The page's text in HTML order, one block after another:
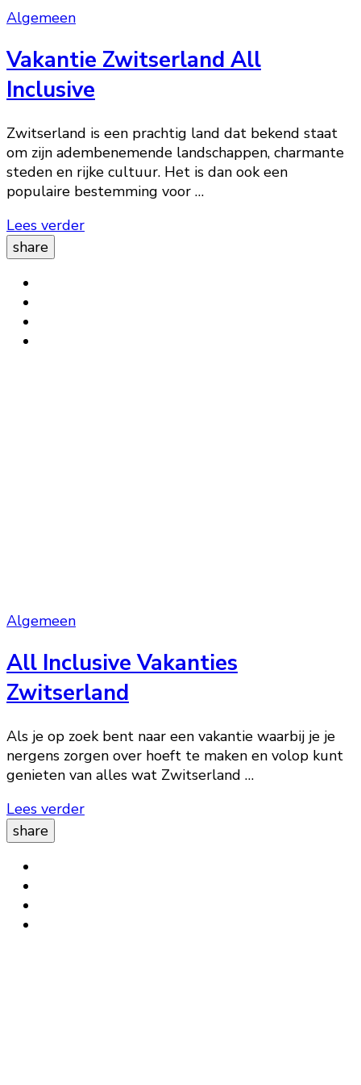
Algemeen
Vakantie Zwitserland All
Inclusive
Zwitserland is een prachtig land dat bekend staat
om zijn adembenemende landschappen, charmante
steden en rijke cultuur. Het is dan ook een
populaire bestemming voor …
Lees verder
share
Algemeen
All Inclusive Vakanties
Zwitserland
Als je op zoek bent naar een vakantie waarbij je je
nergens zorgen over hoeft te maken en volop kunt
genieten van alles wat Zwitserland …
Lees verder
share